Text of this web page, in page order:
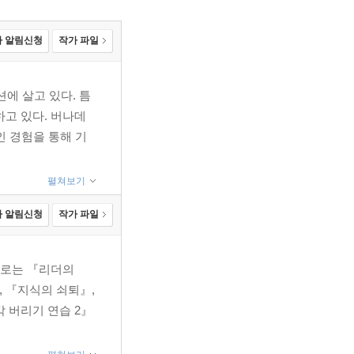
알림신청 작가 파일
에 살고 있다. 틈
고 있다. 버나데
경험을 통해 기
펼쳐보기
알림신청 작가 파일
는 『리더의
『지식의 쇠퇴』,
리기 연습 2』